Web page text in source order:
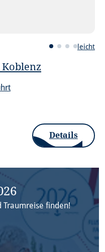
Koblenz
leicht
Details
Traumreise finden!